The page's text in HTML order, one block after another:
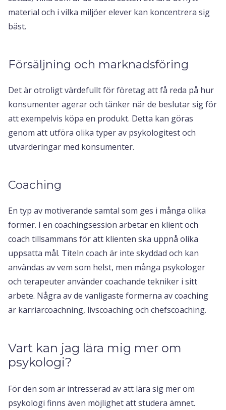
material och i vilka miljöer elever kan koncentrera sig
bäst.
Försäljning och marknadsföring
Det är otroligt värdefullt för företag att få reda på hur
konsumenter agerar och tänker när de beslutar sig för
att exempelvis köpa en produkt. Detta kan göras
genom att utföra olika typer av psykologitest och
utvärderingar med konsumenter.
Coaching
En typ av motiverande samtal som ges i många olika
former. I en coachingsession arbetar en klient och
coach tillsammans för att klienten ska uppnå olika
uppsatta mål. Titeln coach är inte skyddad och kan
användas av vem som helst, men många psykologer
och terapeuter använder coachande tekniker i sitt
arbete. Några av de vanligaste formerna av coaching
är karriärcoachning, livscoaching och chefscoaching.
Vart kan jag lära mig mer om
psykologi?
För den som är intresserad av att lära sig mer om
psykologi finns även möjlighet att studera ämnet.